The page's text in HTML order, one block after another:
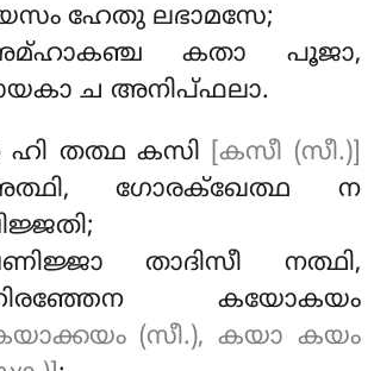
ഹേതു ലഭാമസേ;
കതാ പൂജാ,
ച അനിപ്ഫലാ.
ഹി തത്ഥ കസി
[കസീ (സീ.)]
ഗോരക്ഖേത്ഥ ന
താദിസീ നത്ഥി,
കയോകയം
(സീ.), കയാ കയം